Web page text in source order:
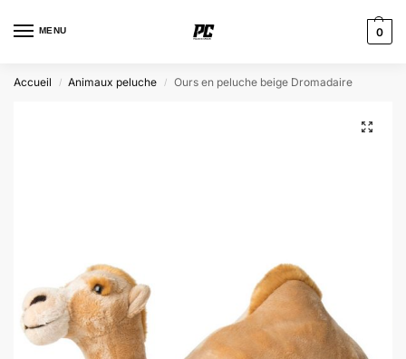
MENU 0
Accueil / Animaux peluche / Ours en peluche beige Dromadaire